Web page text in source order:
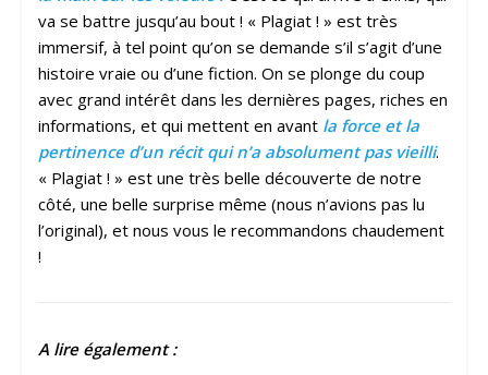
va se battre jusqu’au bout ! « Plagiat ! » est très
immersif, à tel point qu’on se demande s’il s’agit d’une
histoire vraie ou d’une fiction. On se plonge du coup
avec grand intérêt dans les dernières pages, riches en
informations, et qui mettent en avant la force et la
pertinence d’un récit qui n’a absolument pas vieilli.
« Plagiat ! » est une très belle découverte de notre
côté, une belle surprise même (nous n’avions pas lu
l’original), et nous vous le recommandons chaudement
!
A lire également :